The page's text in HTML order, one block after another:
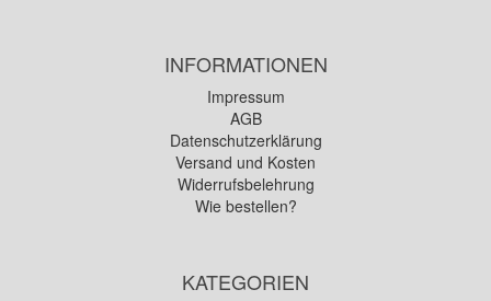
INFORMATIONEN
Impressum
AGB
Datenschutzerklärung
Versand und Kosten
Widerrufsbelehrung
Wie bestellen?
KATEGORIEN